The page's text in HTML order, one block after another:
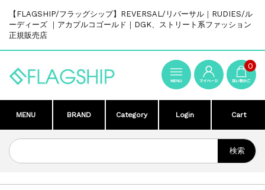
【FLAGSHIP/フラッグシップ】REVERSAL/リバーサル｜RUDIES/ル
ーディーズ ｜アカプルコゴールド｜DGK、ストリート系ファッション
正規販売店
0
MENU BRAND Category Login Cart